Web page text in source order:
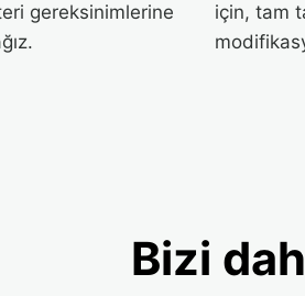
gereksinimlerine
için, tam
Bizi